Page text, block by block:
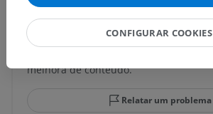
Encontrou um erro?
melhora de conteúdo.
Relatar um problema
CONFIGURAR COOKIES